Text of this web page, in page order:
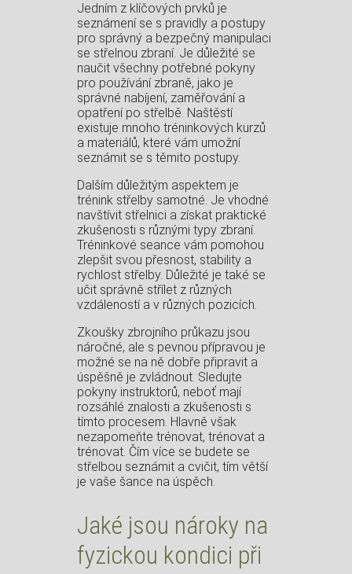
Jedním z klíčových prvků je
seznámení se s pravidly a postupy
pro správný a bezpečný manipulaci
se střelnou zbraní. Je důležité se
naučit všechny potřebné pokyny
pro používání zbraně, jako je
správné nabíjení, zaměřování a
opatření po střelbě. Naštěstí
existuje mnoho tréninkových kurzů
a materiálů, které vám umožní
seznámit se s těmito postupy.
Dalším důležitým aspektem je
trénink střelby samotné. Je vhodné
navštívit střelnici a získat praktické
zkušenosti s různými typy zbraní.
Tréninkové seance vám pomohou
zlepšit svou přesnost, stability a
rychlost střelby. Důležité je také se
učit správně střílet z různých
vzdáleností a v různých pozicích.
Zkoušky zbrojního průkazu jsou
náročné, ale s pevnou přípravou je
možné se na ně dobře připravit a
úspěšně je zvládnout. Sledujte
pokyny instruktorů, neboť mají
rozsáhlé znalosti a zkušenosti s
tímto procesem. Hlavně však
nezapomeňte trénovat, trénovat a
trénovat. Čím více se budete se
střelbou seznámit a cvičit, tím větší
je vaše šance na úspěch.
Jaké jsou nároky na
fyzickou kondici při